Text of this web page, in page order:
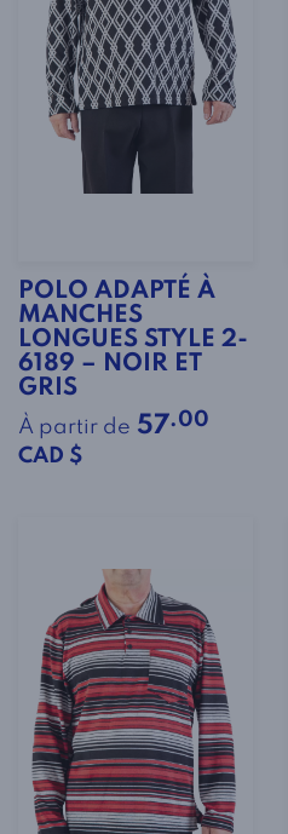
POLO ADAPTÉ À
MANCHES
LONGUES STYLE 2-
6189 – NOIR ET
GRIS
À partir de 57.00
CAD $